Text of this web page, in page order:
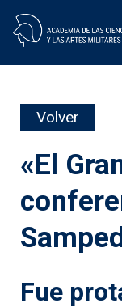
content
Volver
«El
Fue